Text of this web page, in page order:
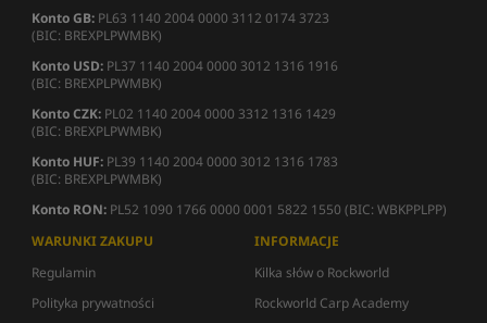
Konto GB: PL63 1140 2004 0000 3112 0174 3723
(BIC: BREXPLPWMBK)
Konto USD: PL37 1140 2004 0000 3012 1316 1916
(BIC: BREXPLPWMBK)
Konto CZK: PL02 1140 2004 0000 3312 1316 1429
(BIC: BREXPLPWMBK)
Konto HUF: PL39 1140 2004 0000 3012 1316 1783
(BIC: BREXPLPWMBK)
Konto RON: PL52 1090 1766 0000 0001 5822 1550 (BIC: WBKPPLPP)
WARUNKI ZAKUPU
Regulamin
Polityka prywatności
INFORMACJE
Kilka słów o Rockworld
Rockworld Carp Academy